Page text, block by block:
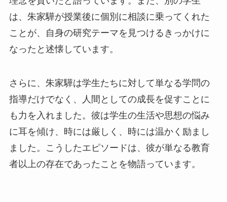
は、朱家驊が授業後に個別に相談に乗ってくれた
ことが、自身の研究テーマを見つけるきっかけに
なったと述懐しています。
さらに、朱家驊は学生たちに対して単なる学問の
指導だけでなく、人間としての成長を促すことに
も力を入れました。彼は学生の生活や思想の悩み
に耳を傾け、時には厳しく、時には温かく励まし
ました。こうしたエピソードは、彼が単なる教育
者以上の存在であったことを物語っています。